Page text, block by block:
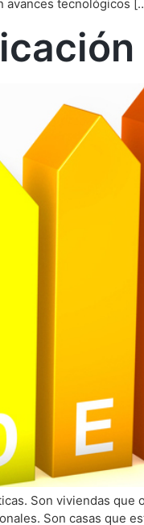
avances tecnológicos
Son viviendas que
Son casas que